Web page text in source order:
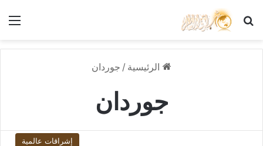
بحث عن
الرئيسية / جوردان
جوردان
إشراقات عالمية